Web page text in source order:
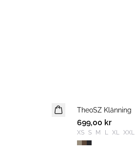
NYHET
TheoSZ Klänning
699,00 kr
XS S M L XL XXL